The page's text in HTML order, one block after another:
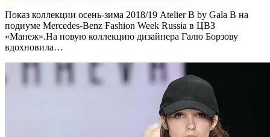
Показ коллекции осень-зима 2018/19 Atelier B by Gala B на
подиуме Mercedes-Benz Fashion Week Russia в ЦВЗ
«Манеж».На новую коллекцию дизайнера Галю Борзову
вдохновила…